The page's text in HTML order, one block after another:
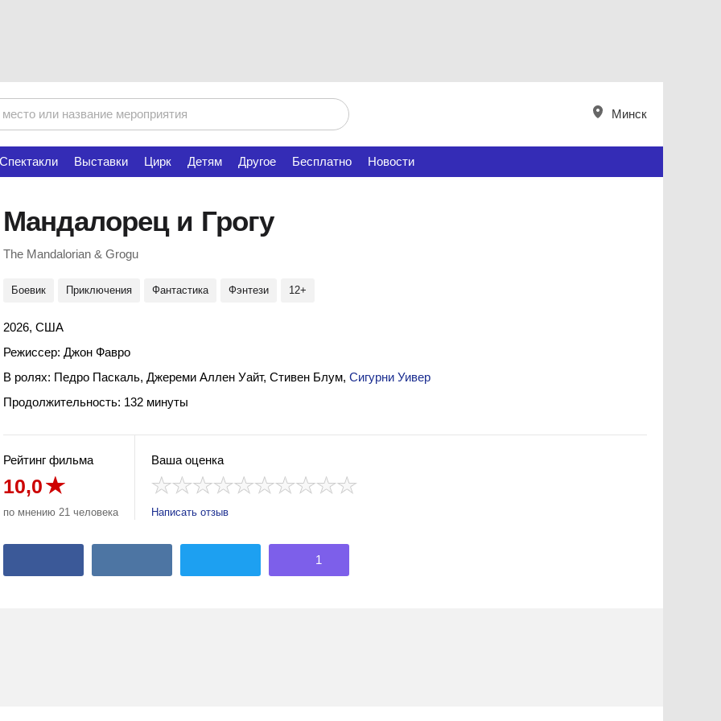
Минск
Спектакли Выставки Цирк Детям Другое Бесплатно Новости
Мандалорец и Грогу
The Mandalorian & Grogu
Боевик Приключения Фантастика Фэнтези 12+
2026, США
Режиссер: Джон Фавро
В ролях: Педро Паскаль, Джереми Аллен Уайт, Стивен Блум, Сигурни Уивер
Продолжительность: 132 минуты
Рейтинг фильма
10,0
по мнению 21 человека
Ваша оценка
Написать отзыв
1